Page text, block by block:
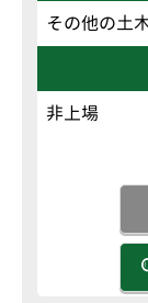
その他の土
非上場